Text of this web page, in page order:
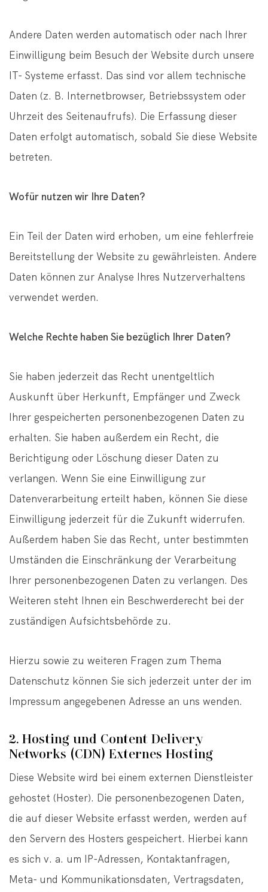
Andere Daten werden automatisch oder nach Ihrer
Einwilligung beim Besuch der Website durch unsere
IT- Systeme erfasst. Das sind vor allem technische
Daten (z. B. Internetbrowser, Betriebssystem oder
Uhrzeit des Seitenaufrufs). Die Erfassung dieser
Daten erfolgt automatisch, sobald Sie diese Website
betreten.
Wofür nutzen wir Ihre Daten?
Ein Teil der Daten wird erhoben, um eine fehlerfreie
Bereitstellung der Website zu gewährleisten. Andere
Daten können zur Analyse Ihres Nutzerverhaltens
verwendet werden.
Welche Rechte haben Sie bezüglich Ihrer Daten?
Sie haben jederzeit das Recht unentgeltlich
Auskunft über Herkunft, Empfänger und Zweck
Ihrer gespeicherten personenbezogenen Daten zu
erhalten. Sie haben außerdem ein Recht, die
Berichtigung oder Löschung dieser Daten zu
verlangen. Wenn Sie eine Einwilligung zur
Datenverarbeitung erteilt haben, können Sie diese
Einwilligung jederzeit für die Zukunft widerrufen.
Außerdem haben Sie das Recht, unter bestimmten
Umständen die Einschränkung der Verarbeitung
Ihrer personenbezogenen Daten zu verlangen. Des
Weiteren steht Ihnen ein Beschwerderecht bei der
zuständigen Aufsichtsbehörde zu.
Hierzu sowie zu weiteren Fragen zum Thema
Datenschutz können Sie sich jederzeit unter der im
Impressum angegebenen Adresse an uns wenden.
2. Hosting und Content Delivery
Networks (CDN) Externes Hosting
Diese Website wird bei einem externen Dienstleister
gehostet (Hoster). Die personenbezogenen Daten,
die auf dieser Website erfasst werden, werden auf
den Servern des Hosters gespeichert. Hierbei kann
es sich v. a. um IP-Adressen, Kontaktanfragen,
Meta- und Kommunikationsdaten, Vertragsdaten,